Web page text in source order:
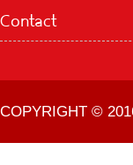
Contact
COPYRIGHT ©